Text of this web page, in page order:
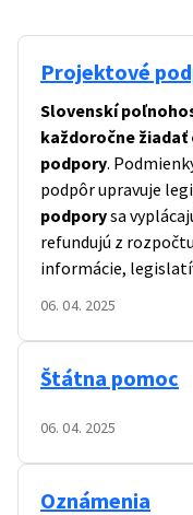
Projektové
Slovenskí
každoročne
podpory.
podpôr upravuje
podporysa
refundujú z
informácie,
06. 04. 2025
Štátna pomoc
06. 04. 2025
Oznámenia